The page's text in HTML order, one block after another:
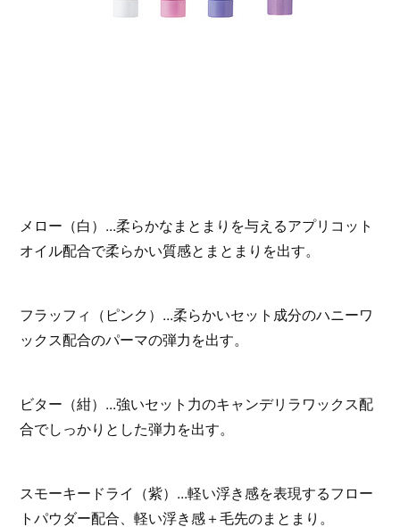
メロー（白）...柔らかなまとまりを与えるアプリコット
オイル配合で柔らかい質感とまとまりを出す。
フラッフィ（ピンク）...柔らかいセット成分のハニーワ
ックス配合のパーマの弾力を出す。
ビター（紺）...強いセット力のキャンデリラワックス配
合でしっかりとした弾力を出す。
スモーキードライ（紫）...軽い浮き感を表現するフロー
トパウダー配合、軽い浮き感＋毛先のまとまり。